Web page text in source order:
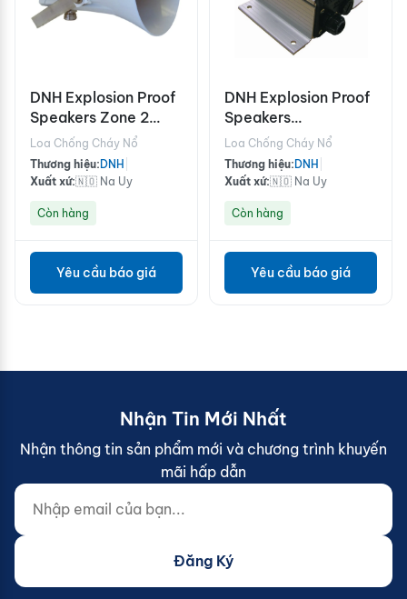
DNH Explosion Proof
Speakers Zone 2
AreasHS-15EExIIN(T)
Loa Chống Cháy Nổ
Thương hiệu: DNH
Xuất xứ:🇳🇴 Na Uy
Còn hàng
Yêu cầu báo giá
DNH Explosion Proof
Speakers
CabinetsCAREEX-
36(T)
Loa Chống Cháy Nổ
Thương hiệu: DNH
Xuất xứ:🇳🇴 Na Uy
Còn hàng
Yêu cầu báo giá
Nhận Tin Mới Nhất
Nhận thông tin sản phẩm mới và chương trình khuyến
mãi hấp dẫn
Nhập email của bạn...
Website (do not fill)
Đăng Ký